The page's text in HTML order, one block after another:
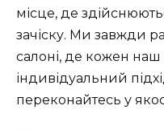
місце, де
зачіску. Ми завжди
салоні, де кожен наш
індивідуальний
переконайтесь у